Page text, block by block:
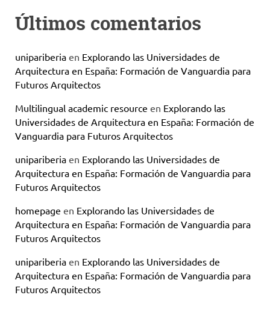
Últimos comentarios
unipariberia en Explorando las Universidades de
Arquitectura en España: Formación de Vanguardia para
Futuros Arquitectos
Multilingual academic resource en Explorando las
Universidades de Arquitectura en España: Formación de
Vanguardia para Futuros Arquitectos
unipariberia en Explorando las Universidades de
Arquitectura en España: Formación de Vanguardia para
Futuros Arquitectos
homepage en Explorando las Universidades de
Arquitectura en España: Formación de Vanguardia para
Futuros Arquitectos
unipariberia en Explorando las Universidades de
Arquitectura en España: Formación de Vanguardia para
Futuros Arquitectos